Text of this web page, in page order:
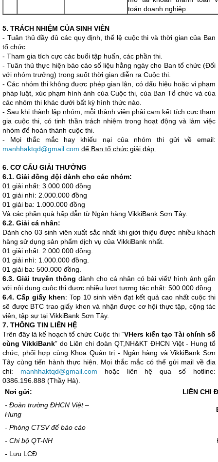
toán doanh nghiệp.
5. TRÁCH NHIỆM CỦA SINH VIÊN
- Tuân thủ đầy đủ các quy định, thể lệ cuộc thi và thời gian của Ban
tổ chức
- Tham gia tích cực các buổi tập huấn, các phần thi.
- Tuân thủ thực hiện báo cáo số liệu hằng ngày cho Ban tổ chức (Đối
với nhóm trưởng) trong suốt thời gian diễn ra Cuộc thi.
- Các nhóm thi không được phép gian lận, có dấu hiệu hoặc vi phạm
pháp luật, xúc phạm hình ảnh của Cuộc thi, của Ban Tổ chức và của
các nhóm thi khác dưới bất kỳ hình thức nào.
- Sau khi thành lập nhóm, mỗi thành viên phải cam kết tích cực tham
gia cuộc thi, có tinh thần trách nhiệm trong hoạt động và làm việc
nhóm để hoàn thành cuộc thi.
- Mọi thắc mắc hay khiếu nại của nhóm thi gửi về email:
manhhaktqd@gmail.com để Ban tổ chức giải đáp.
6. CƠ CẤU GIẢI THƯỞNG
6.1. Giải đồng đội dành cho các nhóm:
01 giải nhất: 3.000.000 đồng
01 giải nhì: 2.000.000 đồng
01 giải ba: 1.000.000 đồng
Và các phần quà hấp dẫn từ Ngân hàng VikkiBank Sơn Tây.
6.2. Giải cá nhân:
Dành cho 03 sinh viên xuất sắc nhất khi giới thiệu được nhiều khách
hàng sử dụng sản phẩm dịch vụ của VikkiBank nhất.
01 giải nhất: 2.000.000 đồng.
01 giải nhì: 1.000.000 đồng.
01 giải ba: 500.000 đồng.
6.3. Giải truyền thông dành cho cá nhân có bài viết/ hình ảnh gắn
với nội dung cuộc thi được nhiều lượt tương tác nhất: 500.000 đồng.
6.4. Cấp giấy khen: Top 10 sinh viên đạt kết quả cao nhất cuộc thi
sẽ được BTC trao giấy khen và nhận được cơ hội thực tập, cộng tác
viên, tập sự tại VikkiBank Sơn Tây.
7. THÔNG TIN LIÊN HỆ
Trên đây là kế hoạch tổ chức Cuộc thi “VHers kiến tạo Tài chính số
cùng VikkiBank” do Liên chi đoàn QT,NH&KT ĐHCN Việt - Hung tổ
chức, phối hợp cùng Khoa Quản trị - Ngân hàng và VikkiBank Sơn
Tây cùng tiến hành thực hiện. Mọi thắc mắc có thể gửi mail về địa
chỉ: manhhaktqd@gmail.com hoặc liên hệ qua số hotline:
0386.196.888 (Thầy Hà).
Nơi gửi:
LIÊN CHI
- Đoàn trường ĐHCN Việt –
Hung
- Phòng CTSV để báo cáo
- Chi bộ QT-NH
- Lưu LCĐ